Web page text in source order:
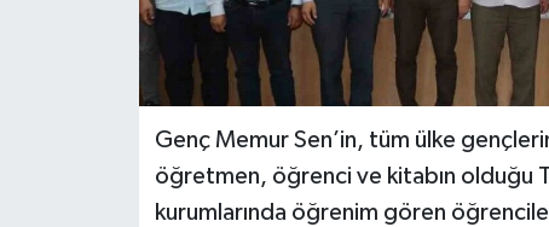
Genç Memur Sen’in, tüm ülke
öğretmen, öğrenci ve kitabın
kurumlarında öğrenim gören